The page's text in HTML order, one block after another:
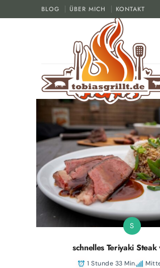
BLOG ÜBER MICH KONTAKT
tobiasgrillt.de
Der Grill und BBQ Blog
S
schnelles Teriyaki
1 Stunde 33 Min.